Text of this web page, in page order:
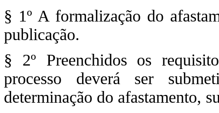
§ 1º A formalização do
publicação.
§ 2º Preenchidos os
processo deverá ser
determinação do afastamento,